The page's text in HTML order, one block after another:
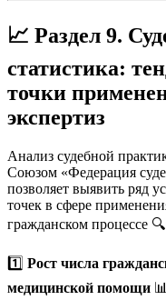
📈 Раздел 9.
статистика:
точки
экспертиз
Анализ судебной
Союзом «Федерация
позволяет выявить ряд
точек в сфере
гражданском процессе
1️⃣ Рост числа
медицинской помощи